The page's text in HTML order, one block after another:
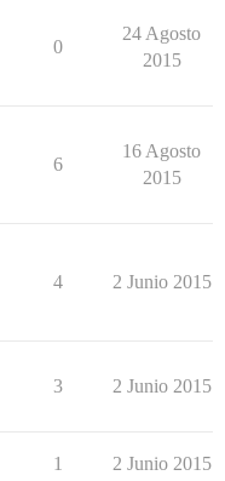
0
24 Agosto
2015
6
16 Agosto
2015
4 2 Junio 2015
3 2 Junio 2015
1 2 Junio 2015